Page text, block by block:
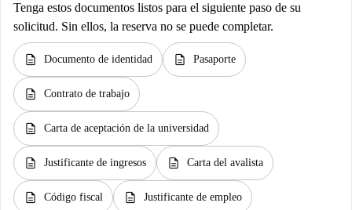
Tenga estos documentos listos para el siguiente paso de su
solicitud. Sin ellos, la reserva no se puede completar.
description Documento de identidad description Pasaporte
description Contrato de trabajo
description Carta de aceptación de la universidad
description Justificante de ingresos description Carta del avalista
description Código fiscal description Justificante de empleo